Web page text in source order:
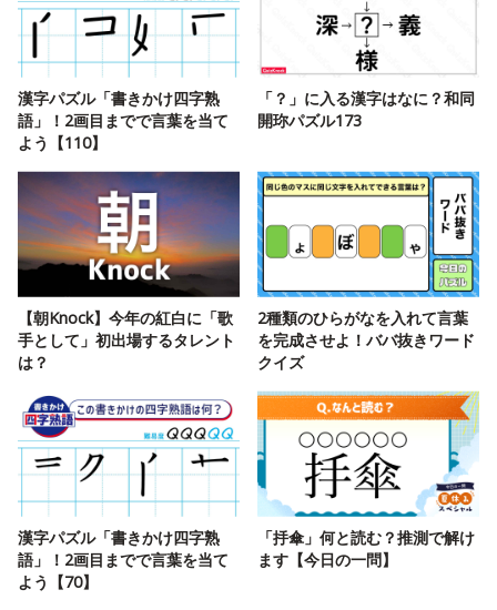
漢字パズル「書きかけ四字熟
語」！2画目までで言葉を当て
よう【110】
「？」に入る漢字はなに？和同
開珎パズル173
【朝Knock】今年の紅白に「歌
手として」初出場するタレント
は？
2種類のひらがなを入れて言葉
を完成させよ！ババ抜きワード
クイズ
漢字パズル「書きかけ四字熟
語」！2画目までで言葉を当て
よう【70】
「抙傘」何と読む？推測で解け
ます【今日の一問】